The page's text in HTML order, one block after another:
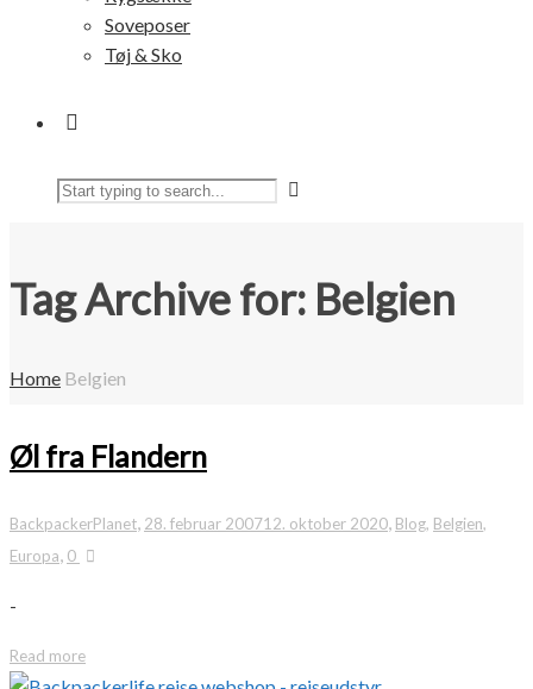
Soveposer
Tøj & Sko
Tag Archive for: Belgien
Home Belgien
Øl fra Flandern
BackpackerPlanet 28. februar 200712. oktober 2020 Blog, Belgien,
Europa 0
-
Read more